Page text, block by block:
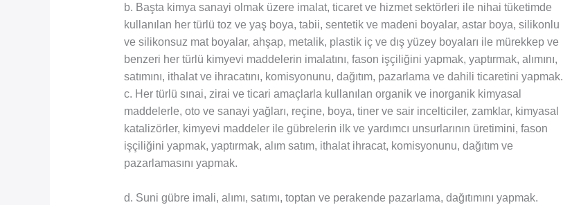
b. Başta kimya sanayi olmak üzere imalat, ticaret ve hizmet sektörleri ile nihai tüketimde
kullanılan her türlü toz ve yaş boya, tabii, sentetik ve madeni boyalar, astar boya, silikonlu
ve silikonsuz mat boyalar, ahşap, metalik, plastik iç ve dış yüzey boyaları ile mürekkep ve
benzeri her türlü kimyevi maddelerin imalatını, fason işçiliğini yapmak, yaptırmak, alımını,
satımını, ithalat ve ihracatını, komisyonunu, dağıtım, pazarlama ve dahili ticaretini yapmak.
c. Her türlü sınai, zirai ve ticari amaçlarla kullanılan organik ve inorganik kimyasal
maddelerle, oto ve sanayi yağları, reçine, boya, tiner ve sair incelticiler, zamklar, kimyasal
katalizörler, kimyevi maddeler ile gübrelerin ilk ve yardımcı unsurlarının üretimini, fason
işçiliğini yapmak, yaptırmak, alım satım, ithalat ihracat, komisyonunu, dağıtım ve
pazarlamasını yapmak.
d. Suni gübre imali, alımı, satımı, toptan ve perakende pazarlama, dağıtımını yapmak.